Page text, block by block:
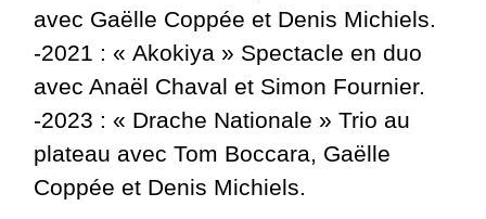
avec Gaëlle Coppée et Denis Michiels.
-2021 : « Akokiya » Spectacle en duo
avec Anaël Chaval et Simon Fournier.
-2023 : « Drache Nationale » Trio au
plateau avec Tom Boccara, Gaëlle
Coppée et Denis Michiels.